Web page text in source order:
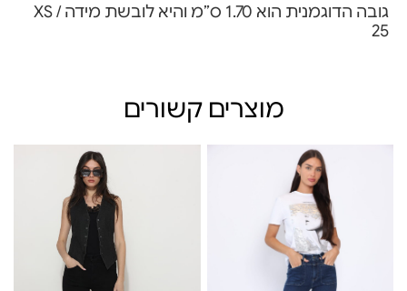
גובה הדוגמנית הוא 1.70 ס”מ והיא לובשת מידה XS /
25
מוצרים קשורים